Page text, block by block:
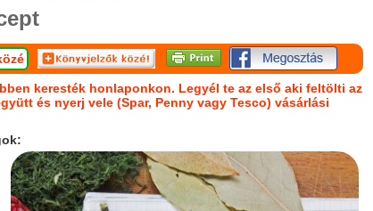
keresték honlaponkon. Legyél te az első aki feltölti az
és nyerj vele (Spar, Penny vagy Tesco) vásárlási